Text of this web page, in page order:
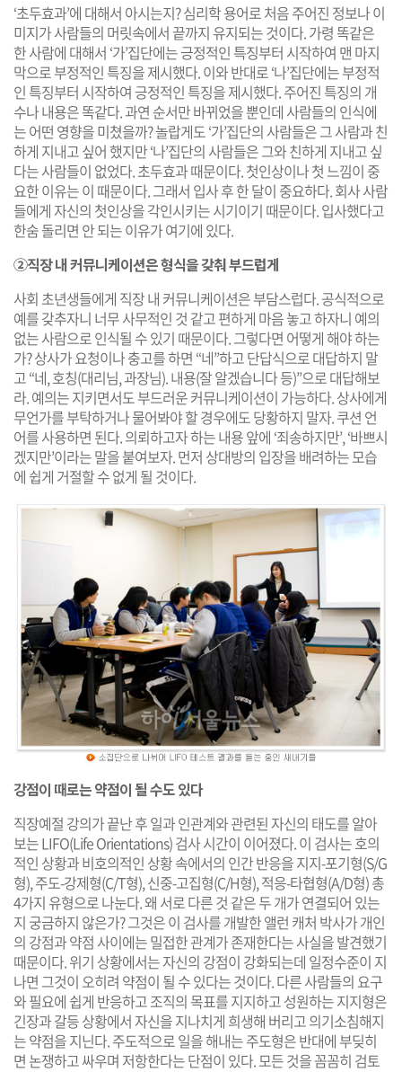
‘초두효과’에 대해서 아시는지? 심리학 용어로 처음 주어진 정보나 이
미지가 사람들의 머릿속에서 끝까지 유지되는 것이다. 가령 똑같은
한 사람에 대해서 ‘가’집단에는 긍정적인 특징부터 시작하여 맨 마지
막으로 부정적인 특징을 제시했다. 이와 반대로 ‘나’집단에는 부정적
인 특징부터 시작하여 긍정적인 특징을 제시했다. 주어진 특징의 개
수나 내용은 똑같다. 과연 순서만 바뀌었을 뿐인데 사람들의 인식에
는 어떤 영향을 미쳤을까? 놀랍게도 ‘가’집단의 사람들은 그 사람과 친
하게 지내고 싶어 했지만 ‘나’집단의 사람들은 그와 친하게 지내고 싶
다는 사람들이 없었다. 초두효과 때문이다. 첫인상이나 첫 느낌이 중
요한 이유는 이 때문이다. 그래서 입사 후 한 달이 중요하다. 회사 사람
들에게 자신의 첫인상을 각인시키는 시기이기 때문이다. 입사했다고
한숨 돌리면 안 되는 이유가 여기에 있다.
②직장 내 커뮤니케이션은 형식을 갖춰 부드럽게
사회 초년생들에게 직장 내 커뮤니케이션은 부담스럽다. 공식적으로
예를 갖추자니 너무 사무적인 것 같고 편하게 마음 놓고 하자니 예의
없는 사람으로 인식될 수 있기 때문이다. 그렇다면 어떻게 해야 하는
가? 상사가 요청이나 충고를 하면 “네”하고 단답식으로 대답하지 말
고 “네, 호칭(대리님, 과장님). 내용(잘 알겠습니다 등)”으로 대답해보
라. 예의는 지키면서도 부드러운 커뮤니케이션이 가능하다. 상사에게
무언가를 부탁하거나 물어봐야 할 경우에도 당황하지 말자. 쿠션 언
어를 사용하면 된다. 의뢰하고자 하는 내용 앞에 ‘죄송하지만’, ‘바쁘시
겠지만’이라는 말을 붙여보자. 먼저 상대방의 입장을 배려하는 모습
에 쉽게 거절할 수 없게 될 것이다.
강점이 때로는 약점이 될 수도 있다
직장예절 강의가 끝난 후 일과 인관계와 관련된 자신의 태도를 알아
보는 LIFO(Life Orientations) 검사 시간이 이어졌다. 이 검사는 호의
적인 상황과 비호의적인 상황 속에서의 인간 반응을 지지-포기형(S/G
형), 주도-강제형(C/T형), 신중-고집형(C/H형), 적응-타협형(A/D형) 총
4가지 유형으로 나눈다. 왜 서로 다른 것 같은 두 개가 연결되어 있는
지 궁금하지 않은가? 그것은 이 검사를 개발한 앨런 캐처 박사가 개인
의 강점과 약점 사이에는 밀접한 관계가 존재한다는 사실을 발견했기
때문이다. 위기 상황에서는 자신의 강점이 강화되는데 일정수준이 지
나면 그것이 오히려 약점이 될 수 있다는 것이다. 다른 사람들의 요구
와 필요에 쉽게 반응하고 조직의 목표를 지지하고 성원하는 지지형은
긴장과 갈등 상황에서 자신을 지나치게 희생해 버리고 의기소침해지
는 약점을 지닌다. 주도적으로 일을 해내는 주도형은 반대에 부딪히
면 논쟁하고 싸우며 저항한다는 단점이 있다. 모든 것을 꼼꼼히 검토